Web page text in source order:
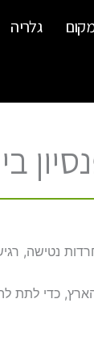
גלריה
אני מקבל אליי